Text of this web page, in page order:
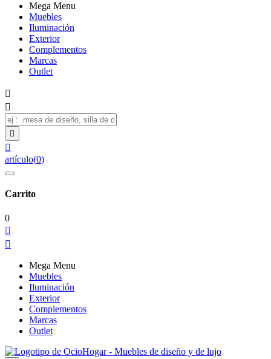
Mega Menu
Muebles
Iluminación
Exterior
Complementos
Marcas
Outlet




artículo(0)
Carrito
0


Mega Menu
Muebles
Iluminación
Exterior
Complementos
Marcas
Outlet